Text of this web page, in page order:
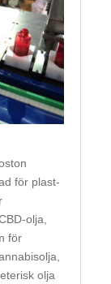
för plast-
olja,
för
olja